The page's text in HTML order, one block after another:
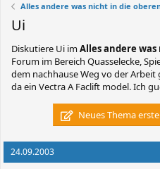
Alles andere was nicht in die
Ui
Diskutiere Ui imAlles andere
Forum im Bereich Quasselecke,
dem nachhause Weg vo der
da ein Vectra A Faclift model. Ich
Neues Thema
24.09.2003